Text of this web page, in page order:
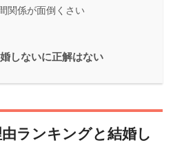
関係が面倒くさい
しないに正解はない
ランキングと結婚し